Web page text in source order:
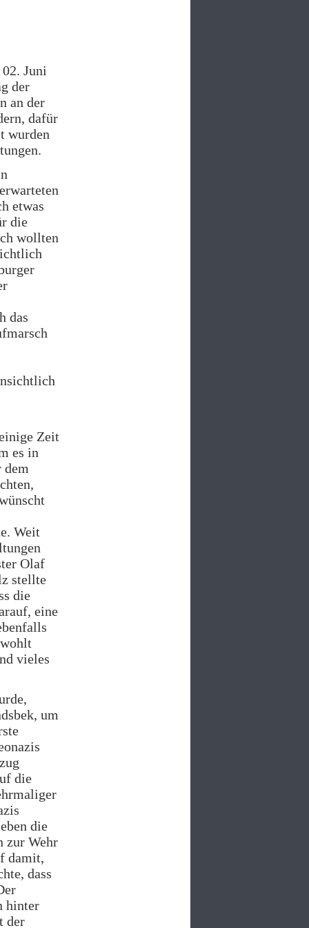
Juni
der
an der
dafür
wurden
etwas
die
wollten
das
Zeit
es in
dem
Weit
Olaf
stellte
die
eine
vieles
um
die
die
zur Wehr
damit,
dass
hinter
der